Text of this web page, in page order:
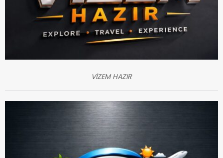
VİZEM HAZIR